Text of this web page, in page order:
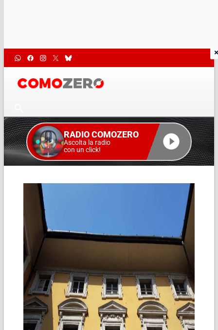
RADIO COMOZERO
Ascolta la radio
con un click!